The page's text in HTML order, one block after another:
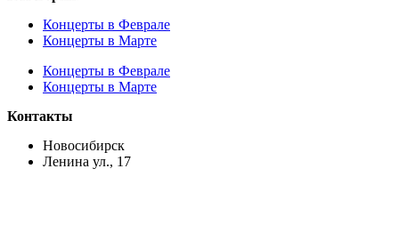
Концерты в Феврале
Концерты в Марте
Концерты в Феврале
Концерты в Марте
Контакты
Новосибирск
Ленина ул., 17